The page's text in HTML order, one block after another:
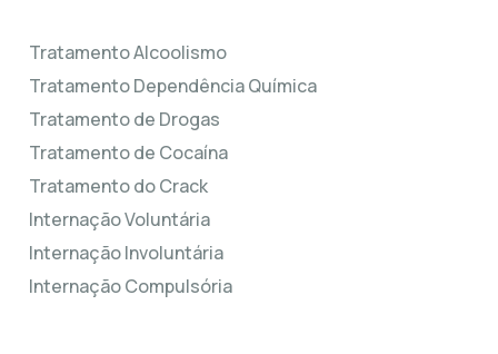
Tratamento Alcoolismo
Tratamento Dependência Química
Tratamento de Drogas
Tratamento de Cocaína
Tratamento do Crack
Internação Voluntária
Internação Involuntária
Internação Compulsória